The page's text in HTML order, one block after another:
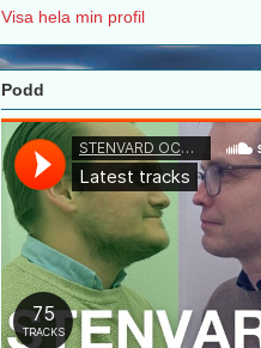
Visa hela min profil
Podd